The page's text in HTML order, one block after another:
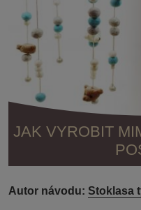
JAK VYROBIT
Autor návodu: Stoklasa